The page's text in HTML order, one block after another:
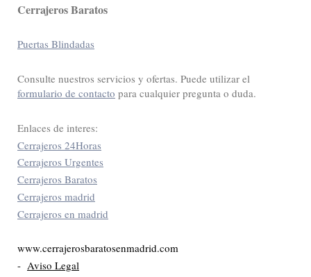
Cerrajeros Baratos
Puertas Blindadas
Consulte nuestros servicios y ofertas. Puede utilizar el
formulario de contacto para cualquier pregunta o duda.
Enlaces de interes:
Cerrajeros 24Horas
Cerrajeros Urgentes
Cerrajeros Baratos
Cerrajeros madrid
Cerrajeros en madrid
www.cerrajerosbaratosenmadrid.com
- Aviso Legal